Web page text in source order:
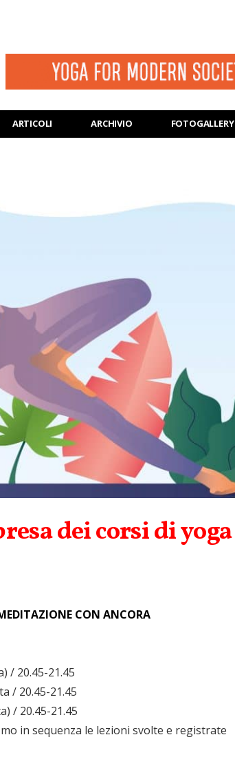
ARTICOLI ARCHIVIO FOTOGALLERY
dei corsi di yoga
CON ANCORA
/ 20.45-21.45
/ 20.45-21.45
/ 20.45-21.45
in sequenza le lezioni svolte e registrate